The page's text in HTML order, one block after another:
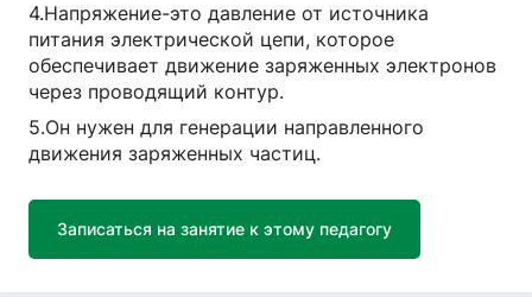
4.Напряжение-это давление от источника
питания электрической цепи, которое
обеспечивает движение заряженных электронов
через проводящий контур.
5.Он нужен для генерации направленного
движения заряженных частиц.
Записаться на занятие к этому педагогу